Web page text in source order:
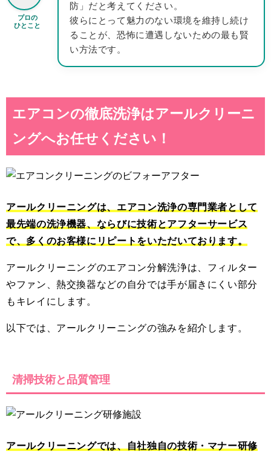
プロの
ひとこと
防」だと考えてください。
彼らにとって魅力のない環境を維持し続け
ることが、恐怖に遭遇しないための最も賢
い方法です。
エアコンの徹底洗浄はアールクリーニ
ングへお任せください！
アールクリーニングは、エアコン洗浄の専門業者として
最先端の洗浄機器、ならびに技術とアフターサービス
で、多くのお客様にリピートをいただいております。
アールクリーニングのエアコン分解洗浄は、フィルター
やファン、熱交換器などの自分では手が届きにくい部分
もキレイにします。
以下では、アールクリーニングの強みを紹介します。
清掃技術と品質管理
アールクリーニングでは、自社独自の技術・マナー研修